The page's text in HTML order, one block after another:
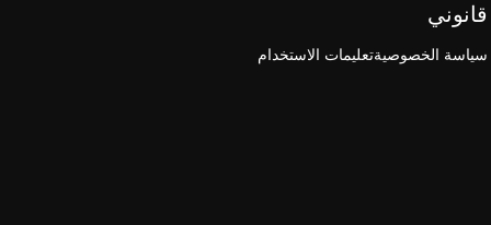
قانوني
سياسة الخصوصيةتعليمات الاستخدام